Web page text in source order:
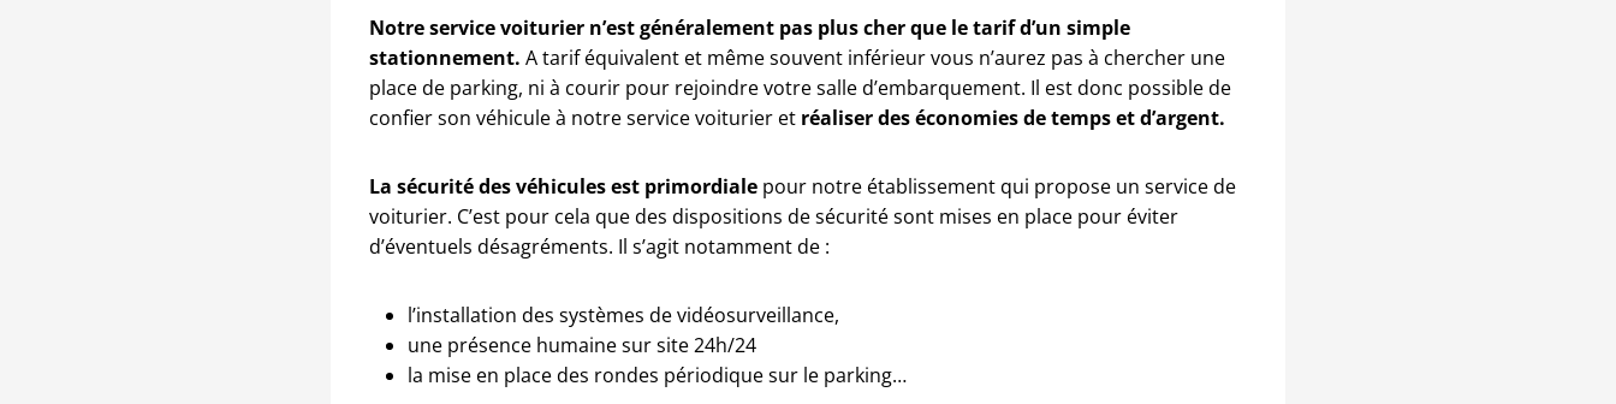
Notre service voiturier n’est généralement pas plus cher que le tarif d’un simple
stationnement. A tarif équivalent et même souvent inférieur vous n’aurez pas à chercher une
place de parking, ni à courir pour rejoindre votre salle d’embarquement. Il est donc possible de
confier son véhicule à notre service voiturier et réaliser des économies de temps et d’argent.
La sécurité des véhicules est primordiale pour notre établissement qui propose un service de
voiturier. C’est pour cela que des dispositions de sécurité sont mises en place pour éviter
d’éventuels désagréments. Il s’agit notamment de :
l’installation des systèmes de vidéosurveillance,
une présence humaine sur site 24h/24
la mise en place des rondes périodique sur le parking…